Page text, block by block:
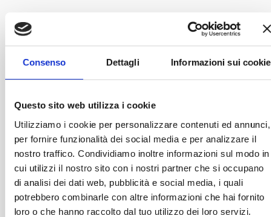
Consenso Dettagli Informazioni sui cookie
Questo sito web utilizza i cookie
Utilizziamo i cookie per personalizzare contenuti ed annunci,
per fornire funzionalità dei social media e per analizzare il
nostro traffico. Condividiamo inoltre informazioni sul modo in
cui utilizzi il nostro sito con i nostri partner che si occupano
di analisi dei dati web, pubblicità e social media, i quali
potrebbero combinarle con altre informazioni che hai fornito
loro o che hanno raccolto dal tuo utilizzo dei loro servizi.
Vuoi perdere peso e tornare in forma
rapidamente? Puoi provare con questa